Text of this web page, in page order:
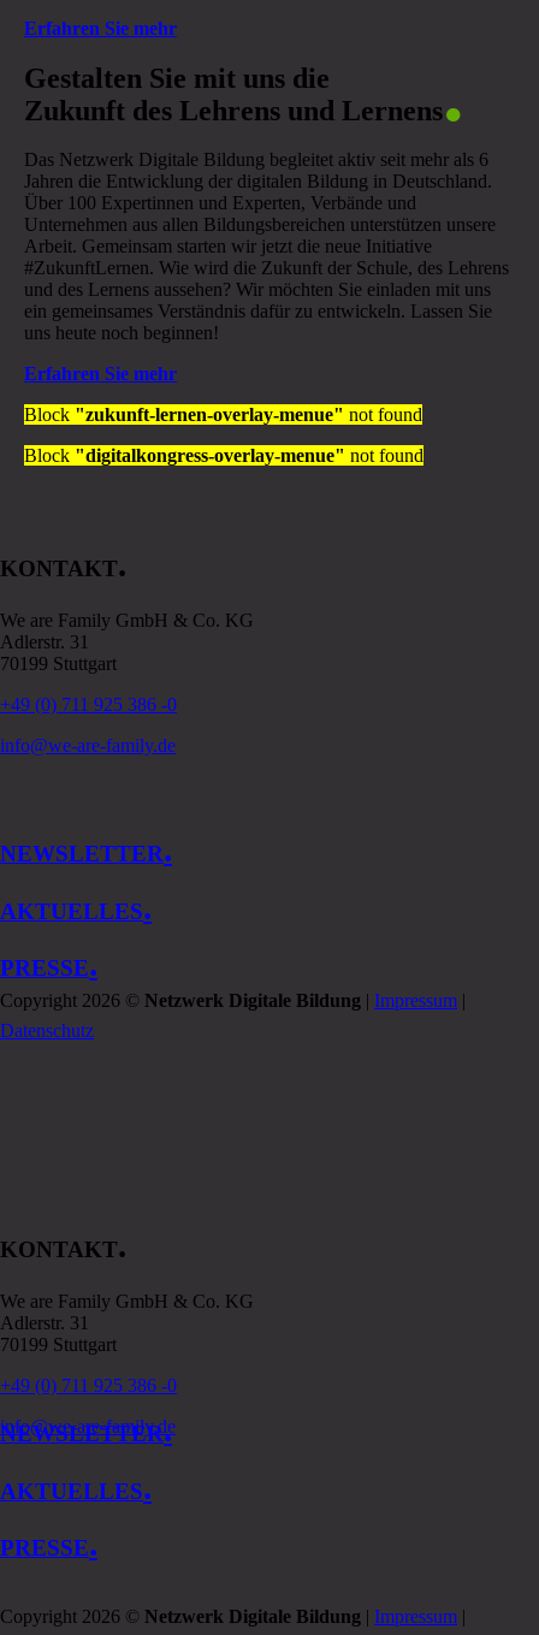
Erfahren Sie mehr
Gestalten Sie mit uns die
Zukunft des Lehrens und Lernens.
Das Netzwerk Digitale Bildung begleitet aktiv seit mehr als 6
Jahren die Entwicklung der digitalen Bildung in Deutschland.
Über 100 Expertinnen und Experten, Verbände und
Unternehmen aus allen Bildungsbereichen unterstützen unsere
Arbeit. Gemeinsam starten wir jetzt die neue Initiative
#ZukunftLernen. Wie wird die Zukunft der Schule, des Lehrens
und des Lernens aussehen? Wir möchten Sie einladen mit uns
ein gemeinsames Verständnis dafür zu entwickeln. Lassen Sie
uns heute noch beginnen!
Erfahren Sie mehr
Block "zukunft-lernen-overlay-menue" not found
Block "digitalkongress-overlay-menue" not found
KONTAKT.
We are Family GmbH & Co. KG
Adlerstr. 31
70199 Stuttgart
+49 (0) 711 925 386 -0
info@we-are-family.de
NEWSLETTER.
AKTUELLES.
PRESSE.
Copyright 2026 © Netzwerk Digitale Bildung | Impressum |
Datenschutz
KONTAKT.
We are Family GmbH & Co. KG
Adlerstr. 31
70199 Stuttgart
+49 (0) 711 925 386 -0
info@we-are-family.de
NEWSLETTER.
AKTUELLES.
PRESSE.
Copyright 2026 © Netzwerk Digitale Bildung | Impressum |